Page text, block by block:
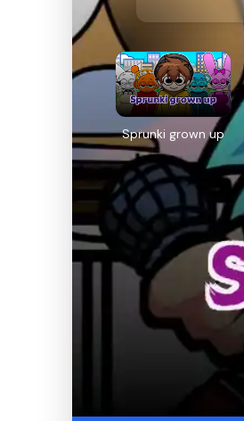
Sprunki grown up